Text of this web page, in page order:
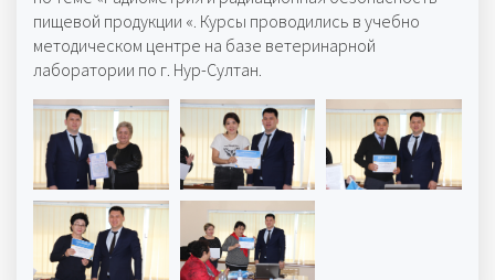
пищевой продукции «. Курсы проводились в учебно
методическом центре на базе ветеринарной
лаборатории по г. Нур-Султан.